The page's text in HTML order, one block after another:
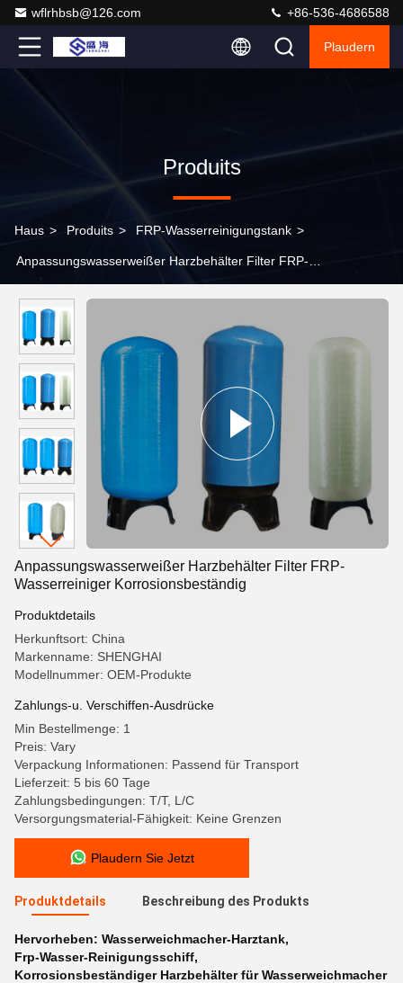
wflrhbsb@126.com +86-536-4686588
Plaudern
Produits
Haus > Produits > FRP-Wasserreinigungstank >
Anpassungswasserweißer Harzbehälter Filter FRP-
Anpassungswasserweißer Harzbehälter Filter FRP-
Wasserreiniger Korrosionsbeständig
Produktdetails
Herkunftsort: China
Markenname: SHENGHAI
Modellnummer: OEM-Produkte
Zahlungs-u. Verschiffen-Ausdrücke
Min Bestellmenge: 1
Preis: Vary
Verpackung Informationen: Passend für Transport
Lieferzeit: 5 bis 60 Tage
Zahlungsbedingungen: T/T, L/C
Versorgungsmaterial-Fähigkeit: Keine Grenzen
Plaudern Sie Jetzt
Produktdetails Beschreibung des Produkts
Hervorheben: Wasserweichmacher-Harztank,
Frp-Wasser-Reinigungsschiff,
Korrosionsbeständiger Harzbehälter für Wasserweichmacher